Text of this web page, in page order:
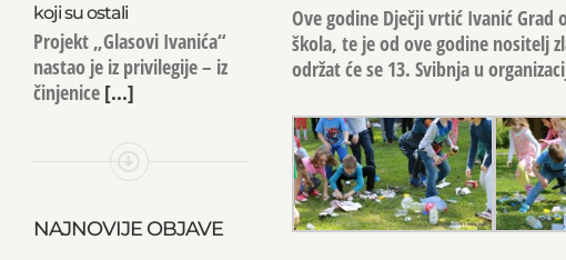
Ove godine Dječji vrtić Ivanić
škola, te je od ove godine nositelj
održat će se 13. Svibnja u
koji su ostali
Projekt „Glasovi Ivanića“
nastao je iz privilegije – iz
činjenice[...]
NAJNOVIJE OBJAVE